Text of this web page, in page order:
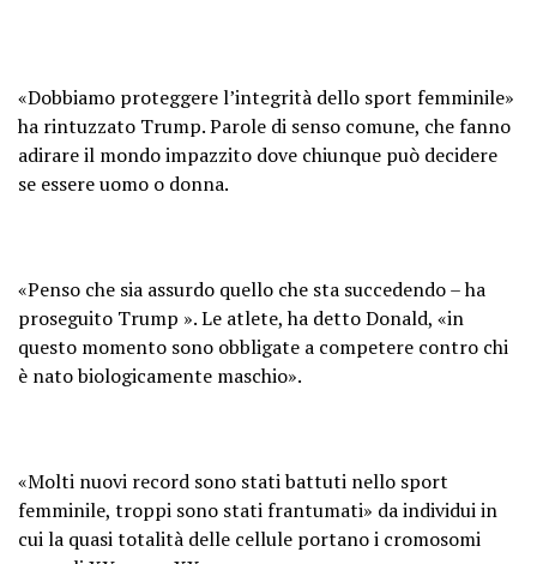
«Dobbiamo proteggere l’integrità dello sport femminile»
ha rintuzzato Trump. Parole di senso comune, che fanno
adirare il mondo impazzito dove chiunque può decidere
se essere uomo o donna.
«Penso che sia assurdo quello che sta succedendo – ha
proseguito Trump ». Le atlete, ha detto Donald, «in
questo momento sono obbligate a competere contro chi
è nato biologicamente maschio».
«Molti nuovi record sono stati battuti nello sport
femminile, troppi sono stati frantumati» da individui in
cui la quasi totalità delle cellule portano i cromosomi